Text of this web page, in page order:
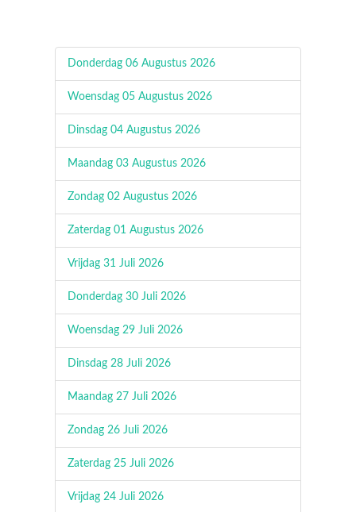
Donderdag 06 Augustus 2026
Woensdag 05 Augustus 2026
Dinsdag 04 Augustus 2026
Maandag 03 Augustus 2026
Zondag 02 Augustus 2026
Zaterdag 01 Augustus 2026
Vrijdag 31 Juli 2026
Donderdag 30 Juli 2026
Woensdag 29 Juli 2026
Dinsdag 28 Juli 2026
Maandag 27 Juli 2026
Zondag 26 Juli 2026
Zaterdag 25 Juli 2026
Vrijdag 24 Juli 2026